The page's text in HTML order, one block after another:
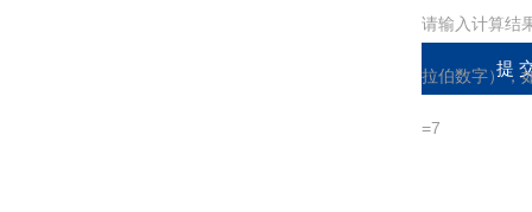
请输入计算结
拉伯数字），
=7